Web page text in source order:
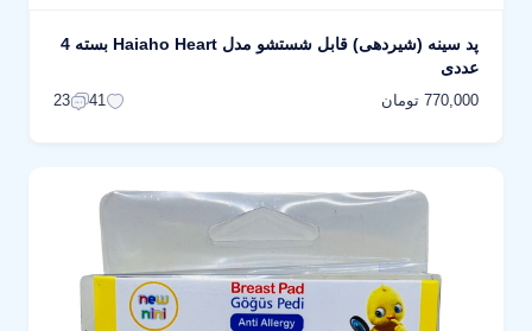
پد سینه (شیردهی) قابل شستشو مدل Haiaho Heart بسته 4
عددی
770,000 تومان 41
23